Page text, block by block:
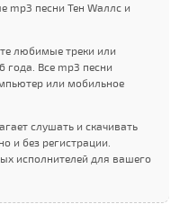
mp3 песни Тен Wаллс и
любимые треки или
Все mp3 песни
или мобильное
слушать и скачивать
и без регистрации.
исполнителей для вашего